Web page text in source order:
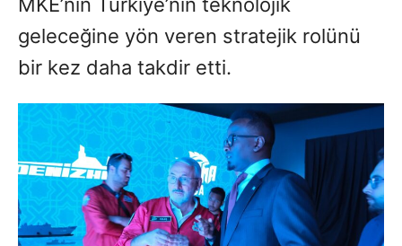
geleceğine yön veren stratejik rolünü
bir kez daha takdir etti.